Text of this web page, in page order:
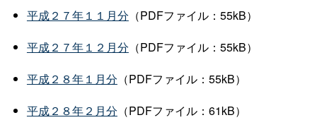
平成２７年１１月分 （PDFファイル：55kB）
平成２７年１２月分 （PDFファイル：55kB）
平成２８年１月分 （PDFファイル：55kB）
平成２８年２月分 （PDFファイル：61kB）